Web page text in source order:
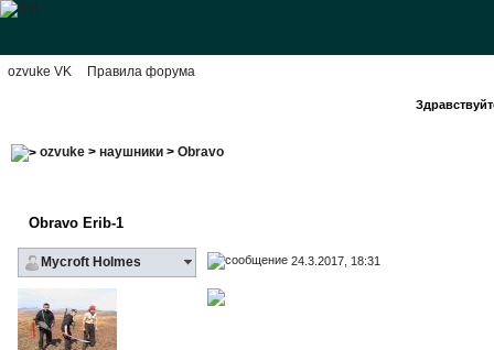
ozvuke VK Правила форума
ozvuke> наушники> Obravo
Obravo Erib-1
Mycroft Holmes 24.3.2017, 18:31